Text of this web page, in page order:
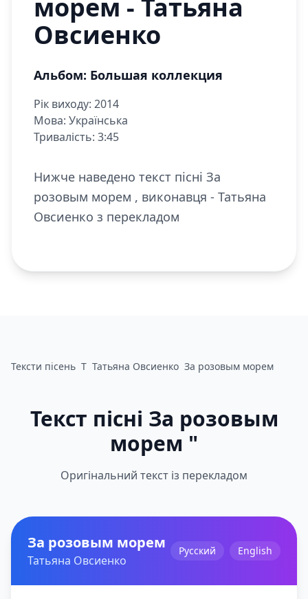
морем - Татьяна
Овсиенко
Альбом: Большая коллекция
Рік виходу: 2014
Мова: Українська
Тривалість: 3:45
Нижче наведено текст пісні За
розовым морем , виконавця - Татьяна
Овсиенко з перекладом
Тексти пісень Т Татьяна Овсиенко За розовым морем
Текст пісні За розовым
морем "
Оригінальний текст із перекладом
За розовым морем
Татьяна Овсиенко
Русский English